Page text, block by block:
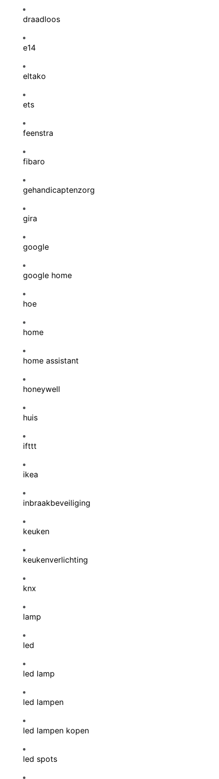
draadloos
e14
eltako
ets
feenstra
fibaro
gehandicaptenzorg
gira
google
google home
hoe
home
home assistant
honeywell
huis
ifttt
ikea
inbraakbeveiliging
keuken
keukenverlichting
knx
lamp
led
led lamp
led lampen
led lampen kopen
led spots